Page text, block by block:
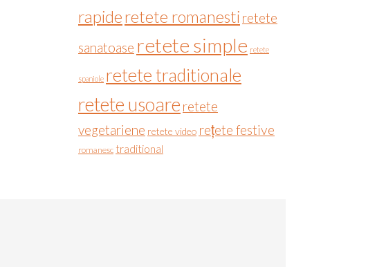
rapideretete romanesti retete
sanatoase retete simple retete
spaniole retete traditionale
retete usoare retete
vegetariene retete video rețete festive
romanesc traditional